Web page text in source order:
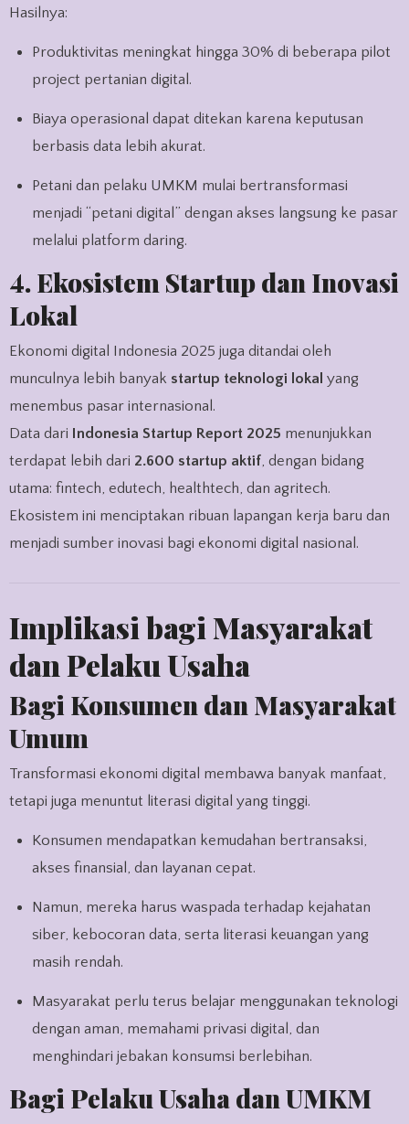
Hasilnya:
Produktivitas meningkat hingga 30% di beberapa pilot
project pertanian digital.
Biaya operasional dapat ditekan karena keputusan
berbasis data lebih akurat.
Petani dan pelaku UMKM mulai bertransformasi
menjadi “petani digital” dengan akses langsung ke pasar
melalui platform daring.
4. Ekosistem Startup dan Inovasi
Lokal
Ekonomi digital Indonesia 2025 juga ditandai oleh
munculnya lebih banyak startup teknologi lokal yang
menembus pasar internasional.
Data dari Indonesia Startup Report 2025 menunjukkan
terdapat lebih dari 2.600 startup aktif, dengan bidang
utama: fintech, edutech, healthtech, dan agritech.
Ekosistem ini menciptakan ribuan lapangan kerja baru dan
menjadi sumber inovasi bagi ekonomi digital nasional.
Implikasi bagi Masyarakat
dan Pelaku Usaha
Bagi Konsumen dan Masyarakat
Umum
Transformasi ekonomi digital membawa banyak manfaat,
tetapi juga menuntut literasi digital yang tinggi.
Konsumen mendapatkan kemudahan bertransaksi,
akses finansial, dan layanan cepat.
Namun, mereka harus waspada terhadap kejahatan
siber, kebocoran data, serta literasi keuangan yang
masih rendah.
Masyarakat perlu terus belajar menggunakan teknologi
dengan aman, memahami privasi digital, dan
menghindari jebakan konsumsi berlebihan.
Bagi Pelaku Usaha dan UMKM